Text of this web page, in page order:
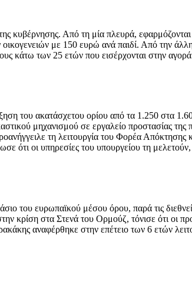
κυβέρνησης. Από τη μία πλευρά, εφαρμόζονται
με 150 ευρώ ανά παιδί. Από την
κάτω των 25 ετών που εισέρχονται στην
του ακατάσχετου ορίου από τα 1.250 στα
μηχανισμού σε εργαλείο προστασίας της
τη λειτουργία του Φορέα
οι υπηρεσίες του υπουργείου τη
του ευρωπαϊκού μέσου όρου, παρά τις
κρίση στα Στενά του Ορμούζ, τόνισε ότι οι
αναφέρθηκε στην επέτειο των 6 ετών